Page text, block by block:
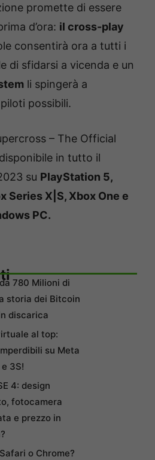
promette di essere
d’ora: il cross-play
consentirà ora a tutti i
di sfidarsi a vicenda e un
li spingerà a
possibili.
– The Official
in tutto il
su PlayStation 5,
Series X|S, Xbox One e
PC.
da 780 Milioni di
storia dei Bitcoin
discarica
al top:
su Meta
3S!
4: design
fotocamera
e prezzo in
o Chrome?